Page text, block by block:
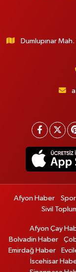
Dumlupınar
Afyon Haber Spor
Sivil
Afyon Çay
Bolvadin Haber
Emirdağ Haber
İscehisar